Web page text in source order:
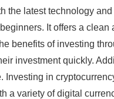
the latest technology
It offers a
benefits of investing
investment quickly.
Investing in
a variety of digital